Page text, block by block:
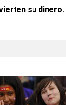
su dinero.